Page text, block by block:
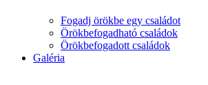
Fogadj örökbe egy családot
Örökbefogadható családok
Örökbefogadott családok
Galéria